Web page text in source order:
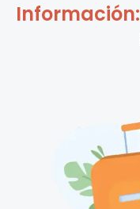
Información: